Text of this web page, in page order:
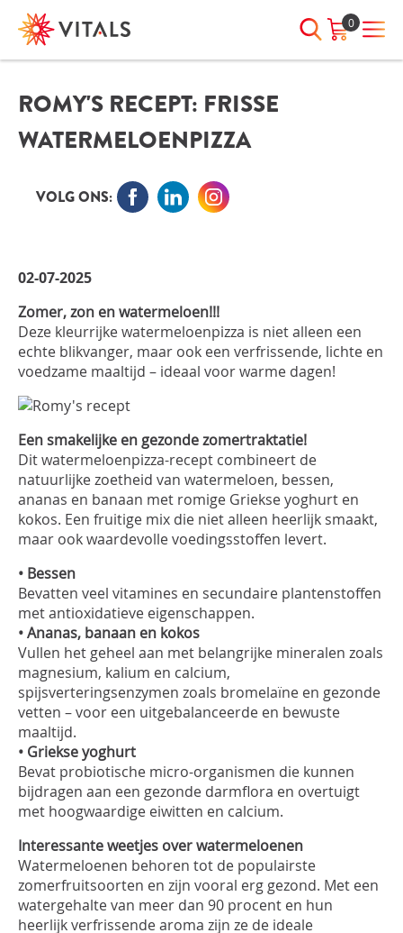
0
HEB JE VRAGEN?
We staan elke dag voor je klaar!
helpen, neem dan contact met
ons op:
Blijf ingelogd
ROMY'S RECEPT: FRISSE
WATERMELOENPIZZA
VOLG ONS:
02-07-2025
Zomer, zon en watermeloen!!!
Deze kleurrijke watermeloenpizza is niet alleen een
echte blikvanger, maar ook een verfrissende, lichte en
voedzame maaltijd – ideaal voor warme dagen!
Een smakelijke en gezonde zomertraktatie!
Dit watermeloenpizza-recept combineert de
natuurlijke zoetheid van watermeloen, bessen,
ananas en banaan met romige Griekse yoghurt en
kokos. Een fruitige mix die niet alleen heerlijk smaakt,
maar ook waardevolle voedingsstoffen levert.
• Bessen
Bevatten veel vitamines en secundaire plantenstoffen
met antioxidatieve eigenschappen.
• Ananas, banaan en kokos
Vullen het geheel aan met belangrijke mineralen zoals
magnesium, kalium en calcium,
spijsverteringsenzymen zoals bromelaïne en gezonde
vetten – voor een uitgebalanceerde en bewuste
maaltijd.
• Griekse yoghurt
Bevat probiotische micro-organismen die kunnen
bijdragen aan een gezonde darmflora en overtuigt
met hoogwaardige eiwitten en calcium.
Interessante weetjes over watermeloenen
Watermeloenen behoren tot de populairste
zomerfruitsoorten en zijn vooral erg gezond. Met een
watergehalte van meer dan 90 procent en hun
heerlijk verfrissende aroma zijn ze de ideale